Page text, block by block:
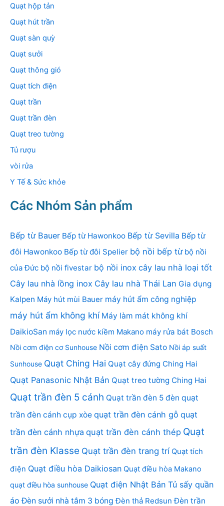
Quạt hộp tản
Quạt hút trần
Quạt sàn quỳ
Quạt sưởi
Quạt thông gió
Quạt tích điện
Quạt trần
Quạt trần đèn
Quạt treo tường
Tủ rượu
vòi rửa
Y Tế & Sức khỏe
Các Nhóm Sản phẩm
Bếp từ Bauer Bếp từ Hawonkoo Bếp từ Sevilla Bếp từ
đôi Hawonkoo Bếp từ đôi Spelier bộ nồi bếp từ bộ nồi
của Đức bộ nồi fivestar bộ nồi inox cây lau nhà loại tốt
Cây lau nhà lồng inox Cây lau nhà Thái Lan Gia dụng
Kalpen Máy hút mùi Bauer máy hút ẩm công nghiệp
máy hút ẩm không khí Máy làm mát không khí
DaikioSan máy lọc nước kiềm Makano máy rửa bát Bosch
Nồi cơm điện cơ Sunhouse Nồi cơm điện Sato Nồi áp suất
Sunhouse Quạt Ching Hai Quạt cây đứng Ching Hai
Quạt Panasonic Nhật Bản Quạt treo tường Ching Hai
Quạt trần đèn 5 cánh Quạt trần đèn 5 đèn quạt
trần đèn cánh cụp xòe quạt trần đèn cánh gỗ quạt
trần đèn cánh nhựa quạt trần đèn cánh thép Quạt
trần đèn Klasse Quạt trần đèn trang trí Quạt tích
điện Quạt điều hòa Daikiosan Quạt điều hòa Makano
quạt điều hòa sunhouse Quạt điện Nhật Bản Tủ sấy quần
áo Đèn sưởi nhà tắm 3 bóng Đèn thả Redsun Đèn trần